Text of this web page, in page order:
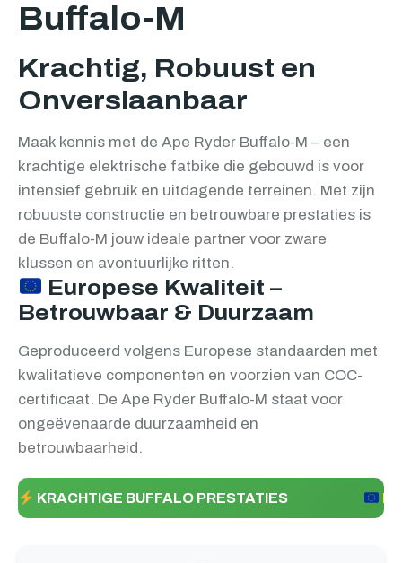
Buffalo-M
Krachtig, Robuust en
Onverslaanbaar
Maak kennis met de Ape Ryder Buffalo-M – een
krachtige elektrische fatbike die gebouwd is voor
intensief gebruik en uitdagende terreinen. Met zijn
robuuste constructie en betrouwbare prestaties is
de Buffalo-M jouw ideale partner voor zware
klussen en avontuurlijke ritten.
Europese Kwaliteit –
Betrouwbaar & Duurzaam
Geproduceerd volgens Europese standaarden met
kwalitatieve componenten en voorzien van COC-
certificaat. De Ape Ryder Buffalo-M staat voor
ongeëvenaarde duurzaamheid en
betrouwbaarheid.
KRACHTIGE BUFFALO PRESTATIES